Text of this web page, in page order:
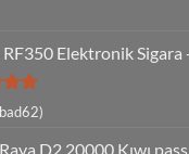
RF350 Elektronik Sigara
D2 20000 Kıwı